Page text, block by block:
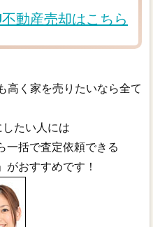
動産売却はこちら
高く家を売りたいなら全て
たい人には
一括で査定依頼できる
がおすすめです！